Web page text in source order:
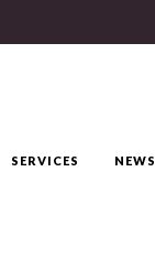
SERVICES NEWS